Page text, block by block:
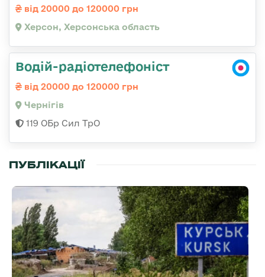
від 20000 до 120000 грн
Херсон, Херсонська область
Водій-радіотелефоніст
від 20000 до 120000 грн
Чернігів
119 ОБр Сил ТрО
ПУБЛІКАЦІЇ